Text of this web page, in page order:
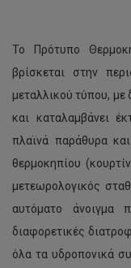
Γιώργος
Γιώργος
Δέσποινα
Λουκάς
Μαρία Ασπρή
Μενέλαος
Το Πρότυπο
βρίσκεται στην
μεταλλικού τύπου,
και καταλαμβάνει
πλαϊνά παράθυρα
θερμοκηπίου
μετεωρολογικός
αυτόματο άνοιγμα
διαφορετικές
όλα τα υδροπονικά